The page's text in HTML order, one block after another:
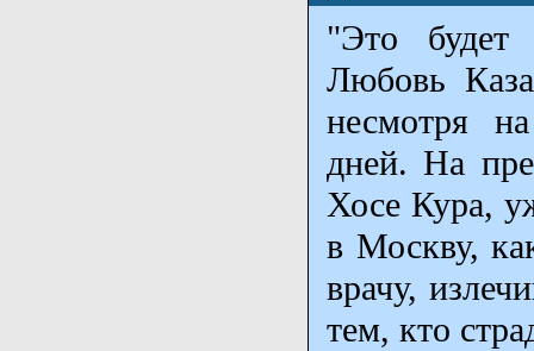
"Это будет
Любовь
несмотря
дней. На
Хосе Кура,
в Москву,
врачу,
тем, кто